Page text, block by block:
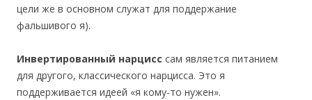
цели же в основном служат для поддержание
фальшивого я).
Инвертированный нарцисс сам является питанием
для другого, классического нарцисса. Это я
поддерживается идеей «я кому-то нужен».